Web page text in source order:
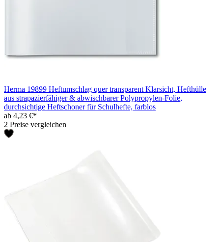
Herma 19899 Heftumschlag quer transparent Klarsicht, Hefthülle
aus strapazierfähiger & abwischbarer Polypropylen-Folie,
durchsichtige Heftschoner für Schulhefte, farblos
ab 4,23 €*
2 Preise vergleichen